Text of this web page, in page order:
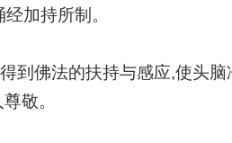
加持所制。
到佛法的扶持与感应,使头
敬。